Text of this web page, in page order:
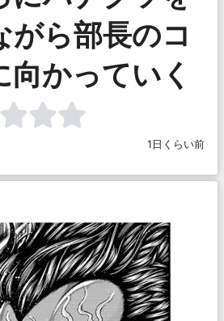
がら部長のコ
向かっていく
1日くらい前